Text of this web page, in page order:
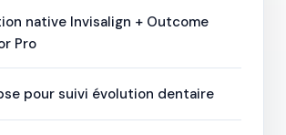
native Invisalign + Outcome
Pro
pour suivi évolution dentaire